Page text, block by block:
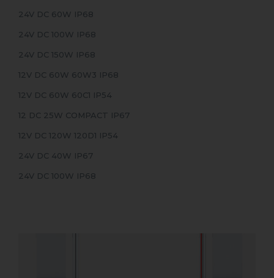
24V DC 60W IP68
24V DC 100W IP68
24V DC 150W IP68
12V DC 60W 60W3 IP68
12V DC 60W 60C1 IP54
12 DC 25W COMPACT IP67
12V DC 120W 120D1 IP54
24V DC 40W IP67
24V DC 100W IP68